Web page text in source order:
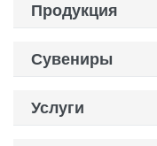
Продукция
Сувениры
Услуги